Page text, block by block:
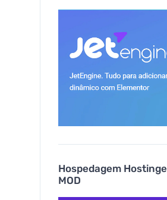
Hospedagem
MOD